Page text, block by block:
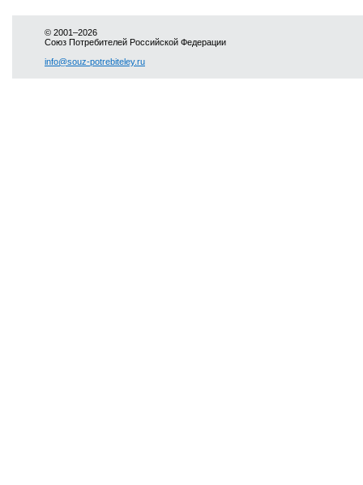
© 2001–2026
Союз Потребителей Российской Федерации
info@souz-potrebiteley.ru